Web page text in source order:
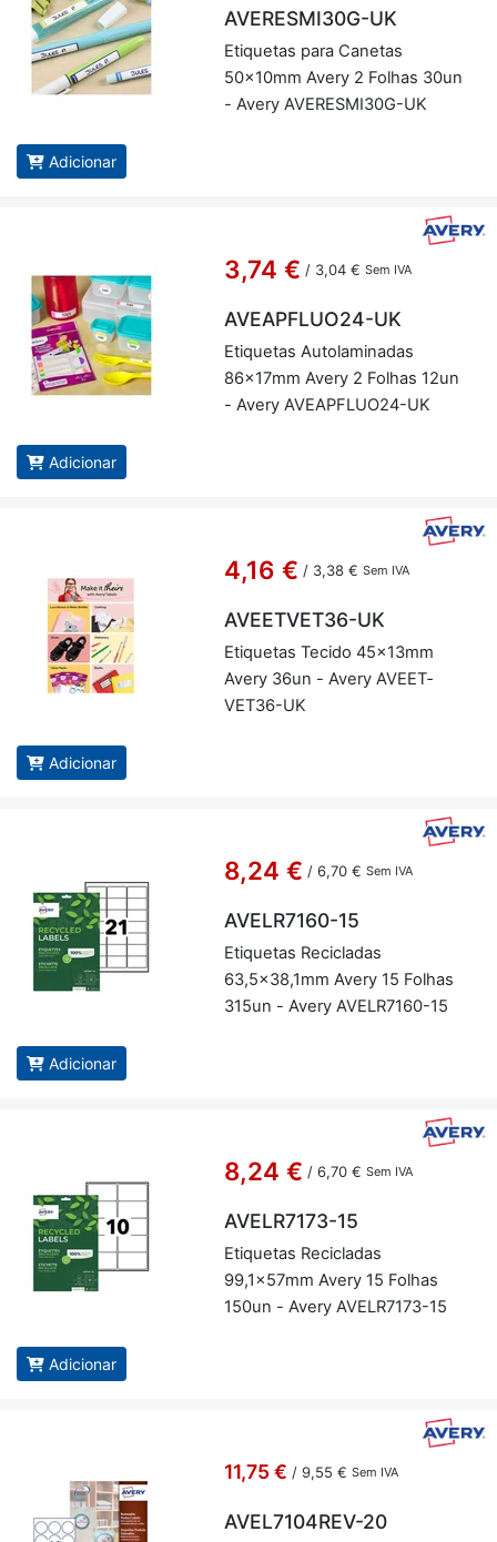
AVERESMI30G-UK
Eti­quetas para Ca­netas
50x10mm Avery 2 Fo­lhas 30un
- Avery AVE­RES­MI30G-UK
Adicionar
3,74 € / 3,04 € Sem IVA
AVEAPFLUO24-UK
Eti­quetas Au­to­la­mi­nadas
86x17mm Avery 2 Fo­lhas 12un
- Avery AVE­AP­FLUO24-UK
Adicionar
4,16 € / 3,38 € Sem IVA
AVEETVET36-UK
Eti­quetas Te­cido 45x13mm
Avery 36un - Avery AVE­ET­
VET36-UK
Adicionar
8,24 € / 6,70 € Sem IVA
AVELR7160-15
Eti­quetas Re­ci­cladas
63,5x38,1mm Avery 15 Fo­lhas
315un - Avery AVELR7160-15
Adicionar
8,24 € / 6,70 € Sem IVA
AVELR7173-15
Eti­quetas Re­ci­cladas
99,1x57mm Avery 15 Fo­lhas
150un - Avery AVELR7173-15
Adicionar
11,75 € / 9,55 € Sem IVA
AVEL7104REV-20